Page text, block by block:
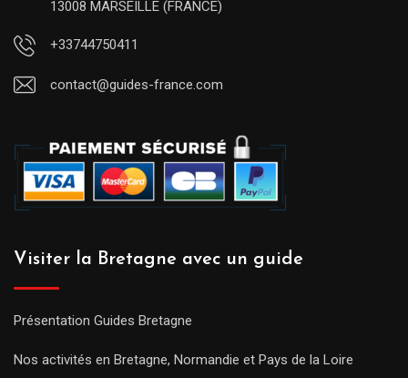
13008 MARSEILLE (FRANCE)
+33744750411
contact@guides-france.com
Visiter la Bretagne avec un guide
Présentation Guides Bretagne
Nos activités en Bretagne, Normandie et Pays de la Loire